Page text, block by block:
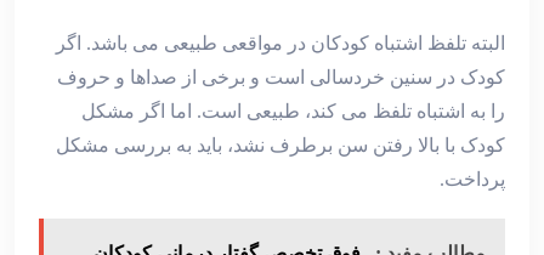
البته تلفظ اشتباه کودکان در مواقعی طبیعی می باشد. اگر
کودک در سنین خردسالی است و برخی از صداها و حروف
را به اشتباه تلفظ می کند، طبیعی است. اما اگر مشکل
کودک با بالا رفتن سن برطرف نشد، باید به بررسی مشکل
پرداخت.